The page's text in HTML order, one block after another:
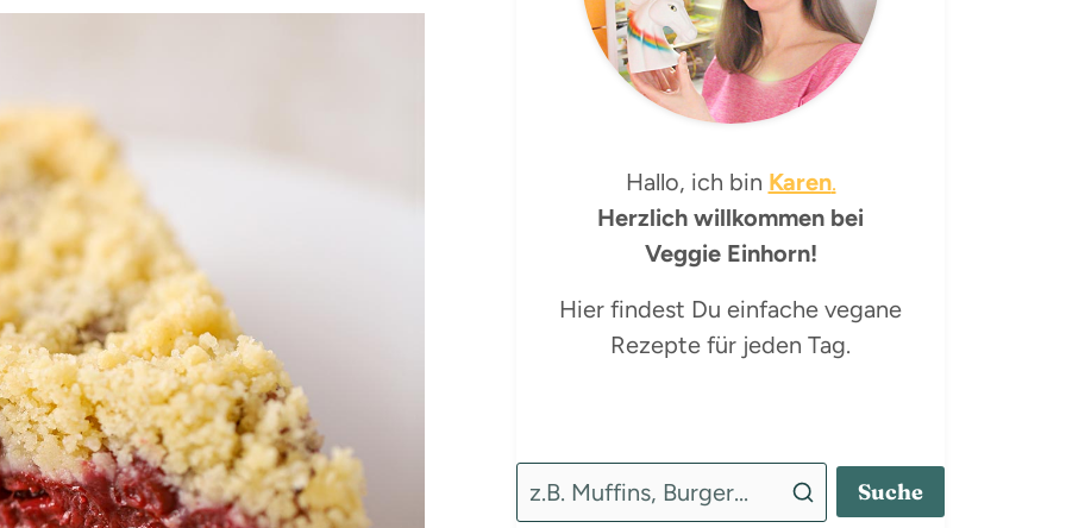
Hallo, ich bin Karen.
Herzlich willkommen bei
Veggie Einhorn!
Hier findest Du einfache vegane
Rezepte für jeden Tag.
Suche